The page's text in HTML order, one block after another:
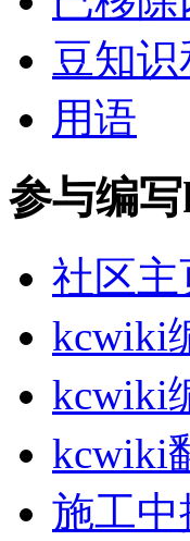
豆知
用语
参与编
社区主
kcwiki
kcwiki
kcwiki
施工中